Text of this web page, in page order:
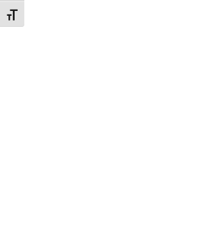
Attiva/disattiva dimensione testo